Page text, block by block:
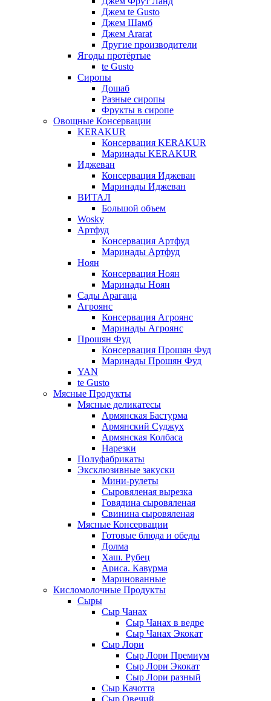
Джем te Gusto
Джем Шамб
Джем Ararat
Другие производители
Ягоды протёртые
te Gusto
Сиропы
Дошаб
Разные сиропы
Фрукты в сиропе
Овощные Консервации
KERAKUR
Консервация KERAKUR
Маринады KERAKUR
Иджеван
Консервация Иджеван
Маринады Иджеван
ВИТАЛ
Большой объем
Wosky
Артфуд
Консервация Артфуд
Маринады Артфуд
Ноян
Консервация Ноян
Маринады Ноян
Сады Арагаца
Агроянс
Консервация Агроянс
Маринады Агроянс
Прошян Фуд
Консервация Прошян Фуд
Маринады Прошян Фуд
YAN
te Gusto
Мясные Продукты
Мясные деликатесы
Армянская Бастурма
Армянский Суджух
Армянская Колбаса
Нарезки
Полуфабрикаты
Эксклюзивные закуски
Мини-рулеты
Сыровяленая вырезка
Говядина сыровяленая
Свинина сыровяленая
Мясные Консервации
Готовые блюда и обеды
Долма
Хаш. Рубец
Ариса. Кавурма
Маринованные
Кисломолочные Продукты
Сыры
Сыр Чанах
Сыр Чанах в ведре
Сыр Чанах Экокат
Сыр Лори
Сыр Лори Премиум
Сыр Лори Экокат
Сыр Лори разный
Сыр Качотта
Сыр Овечий